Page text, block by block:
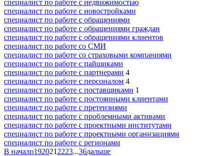
специалист по работе с недвижимостью
специалист по работе с новостройками
специалист по работе с обращениями
специалист по работе с обращениями граждан
специалист по работе с обращениями клиентов
специалист по работе со СМИ
специалист по работе со страховыми компаниями
специалист по работе с пайщиками
специалист по работе с партнерами 4
специалист по работе с персоналом 4
специалист по работе с поставщиками 1
специалист по работе с постоянными клиентами
специалист по работе с претензиями
специалист по работе с проблемными активами
специалист по работе с проектными институтами
специалист по работе с проектными организациями
специалист по работе с регионами
В начало192021 2223...36дальше